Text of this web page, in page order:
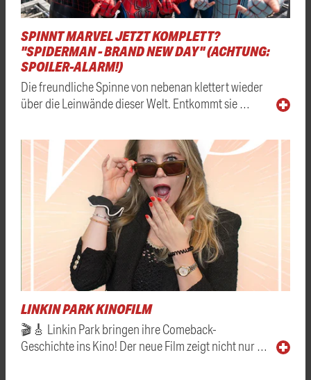
SPINNT MARVEL JETZT KOMPLETT?
"SPIDERMAN - BRAND NEW DAY" (ACHTUNG:
SPOILER-ALARM!)
Die freundliche Spinne von nebenan klettert wieder
über die Leinwände dieser Welt. Entkommt sie …
LINKIN PARK KINOFILM
🎬🎸 Linkin Park bringen ihre Comeback-
Geschichte ins Kino! Der neue Film zeigt nicht nur …